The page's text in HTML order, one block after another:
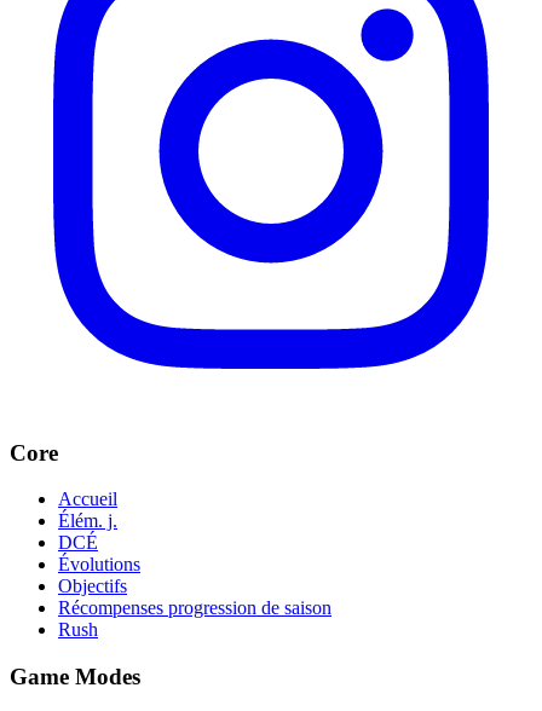
Core
Accueil
Élém. j.
DCÉ
Évolutions
Objectifs
Récompenses progression de saison
Rush
Game Modes